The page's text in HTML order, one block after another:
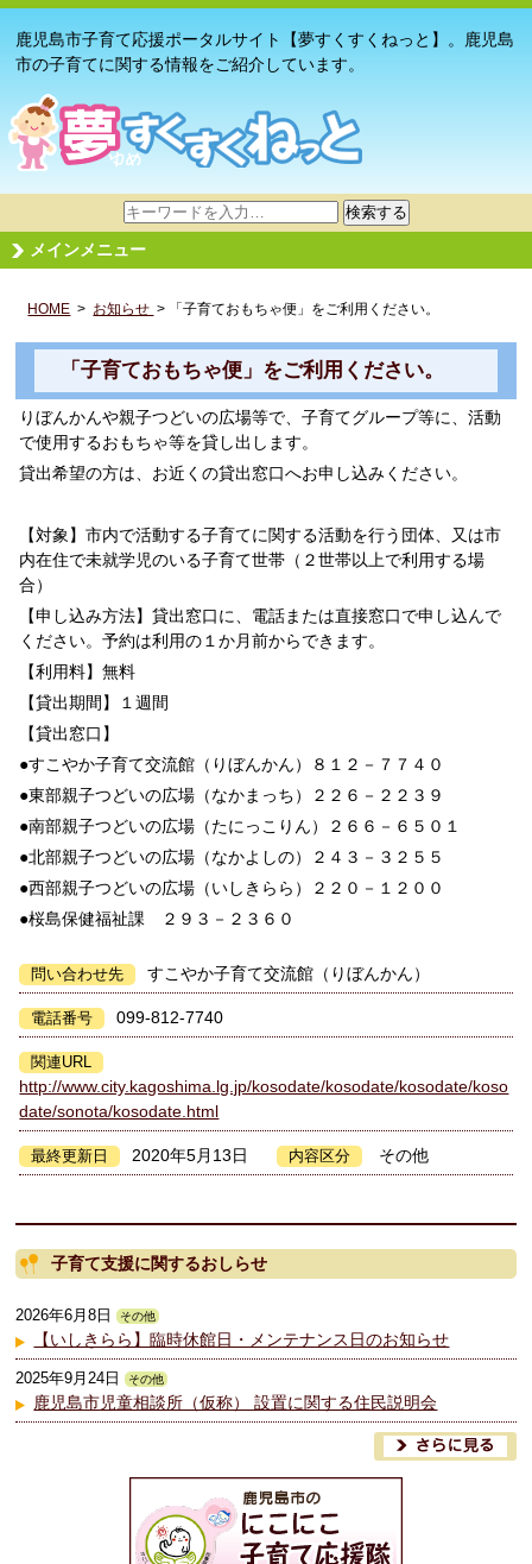
鹿児島市子育て応援ポータルサイト【夢すくすくねっと】。鹿児島
市の子育てに関する情報をご紹介しています。
サ
イ
ト
検
検索する
メインメニュー
HOME > お知らせ > 「子育ておもちゃ便」をご利用ください。
「子育ておもちゃ便」をご利用ください。
りぼんかんや親子つどいの広場等で、子育てグループ等に、活動
で使用するおもちゃ等を貸し出します。
貸出希望の方は、お近くの貸出窓口へお申し込みください。
【対象】市内で活動する子育てに関する活動を行う団体、又は市
内在住で未就学児のいる子育て世帯（２世帯以上で利用する場
合）
【申し込み方法】貸出窓口に、電話または直接窓口で申し込んで
ください。予約は利用の１か月前からできます。
【利用料】無料
【貸出期間】１週間
【貸出窓口】
●すこやか子育て交流館（りぼんかん）８１２－７７４０
●東部親子つどいの広場（なかまっち）２２６－２２３９
●南部親子つどいの広場（たにっこりん）２６６－６５０１
●北部親子つどいの広場（なかよしの）２４３－３２５５
●西部親子つどいの広場（いしきらら）２２０－１２００
●桜島保健福祉課 ２９３－２３６０
問い合わせ先 すこやか子育て交流館（りぼんかん）
電話番号 099-812-7740
関連URL
http://www.city.kagoshima.lg.jp/kosodate/kosodate/kosodate/koso
date/sonota/kosodate.html
最終更新日 2020年5月13日 内容区分 その他
子育て支援に関するおしらせ
2026年6月8日 その他
【いしきらら】臨時休館日・メンテナンス日のお知らせ
2025年9月24日 その他
鹿児島市児童相談所（仮称） 設置に関する住民説明会